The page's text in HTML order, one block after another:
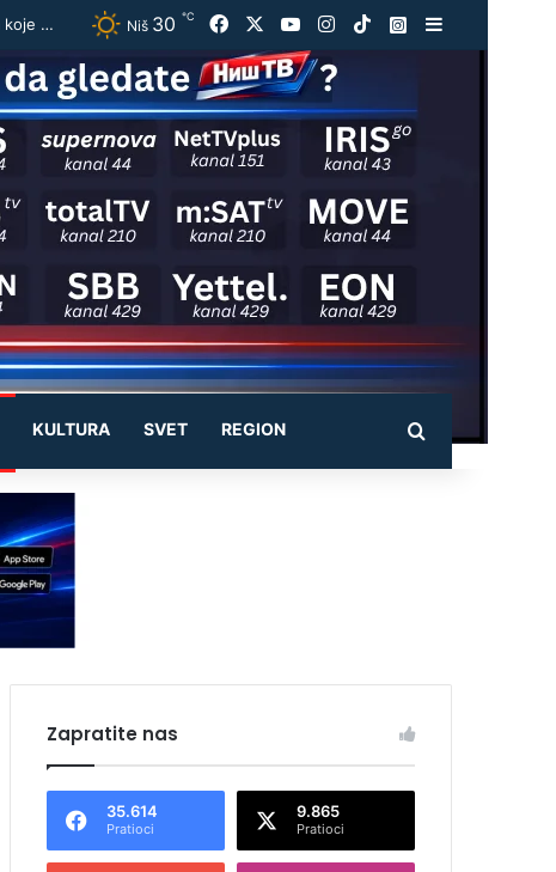
Vučić ugostio Zelenskog na večeri u Beogradu: „Otvorili smo razgovore o temama koje će biti u fokusu sastanaka“ Niš 30 ℃ Facebook YouTubeInstagram
TikTokInstagram
KULTURA SVET REGION Pretraži
Zapratite nas
35.614
Pratioci
9.865
Pratioci